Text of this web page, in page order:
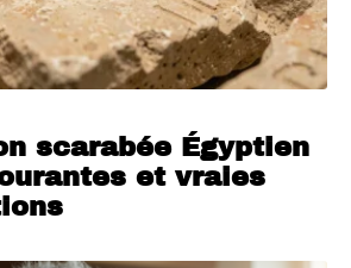
scarabée Égyptien
et vraies